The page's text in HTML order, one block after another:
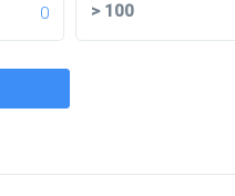
0 >100